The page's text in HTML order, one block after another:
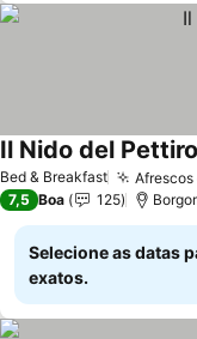
Bed & Breakfast
Il Nido del
7,5 Boa 125
Selecione as datas
exatos.